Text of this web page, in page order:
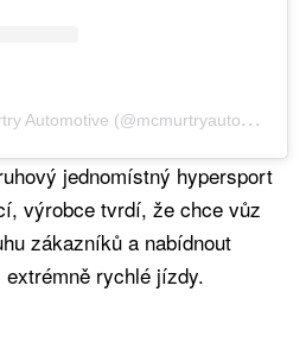
P
říspěvek sdílený McMurtry Automotive (@mcmurtryautomotive)
jednomístný hypersport
výrobce tvrdí, že chce vůz
zákazníků a nabídnout
rychlé jízdy.